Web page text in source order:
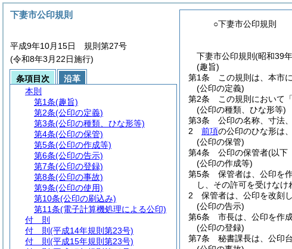
○下妻市公印規則
下妻市公印規則(昭和39
(趣旨)
第1条
この規則は、本市
(公印の定義)
第2条
この規則において
(公印の種類、ひな形等)
第3条
公印の名称、寸法
2
前項の公印のひな形は、
(公印の保管)
第4条
公印の保管者(以下
(公印の作成等)
第5条
保管者は、公印を
し、その許可を受けなけ
2
保管者は、公印を改刻
(公印の告示)
第6条
市長は、公印を作
(公印の登録)
第7条
秘書課長は、公印
下妻市公印規則
平成9年10月15日 規則第27号
(令和8年3月22日施行)
条項目次
沿革
本則
第1条(趣旨)
第2条(公印の定義)
第3条(公印の種類、ひな形等)
第4条(公印の保管)
第5条(公印の作成等)
第6条(公印の告示)
第7条(公印の登録)
第8条(公印の事故)
第9条(公印の使用)
第10条(公印の刷込み)
第11条(電子計算機処理による公印)
付 則
付 則 (平成14年規則第23号)
付 則 (平成15年規則第23号)